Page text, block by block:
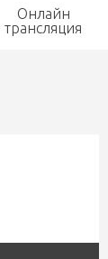
Онлайн
трансляция